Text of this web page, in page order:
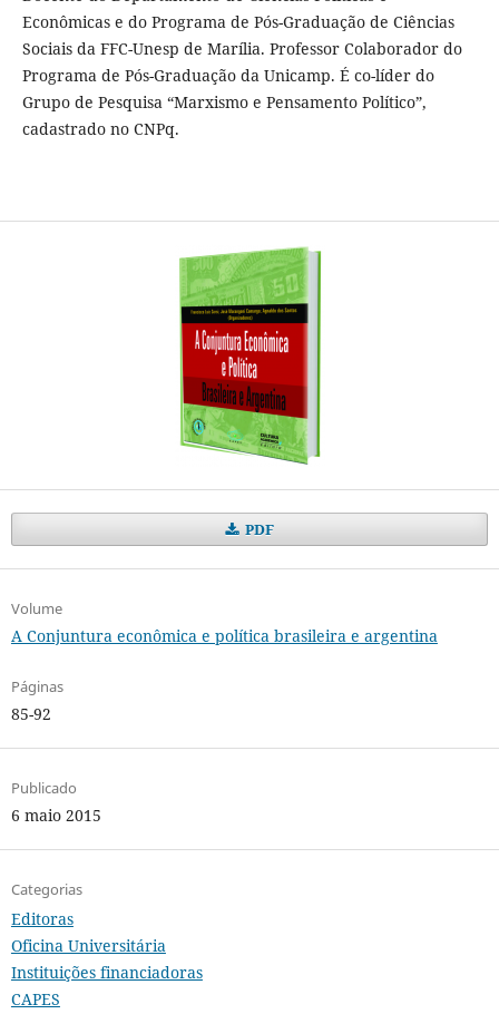
Econômicas e do Programa de Pós-Graduação de Ciências
Sociais da FFC-Unesp de Marília. Professor Colaborador do
Programa de Pós-Graduação da Unicamp. É co-líder do
Grupo de Pesquisa “Marxismo e Pensamento Político”,
cadastrado no CNPq.
PDF
Volume
A Conjuntura econômica e política brasileira e argentina
Páginas
85-92
Publicado
6 maio 2015
Categorias
Editoras
Oficina Universitária
Instituições financiadoras
CAPES